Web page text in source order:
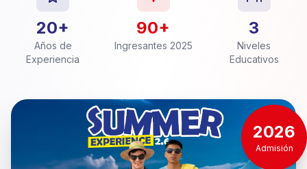
20+
Años de
Experiencia
90+
Ingresantes 2025
3
Niveles
Educativos
2026
Admisión